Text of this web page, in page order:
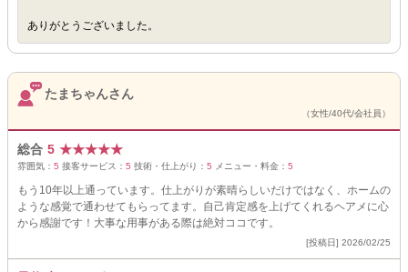
ありがとうございました。
たまちゃんさん
（女性/40代/会社員）
総合 5 ★★★★★
雰囲気： 5 接客サービス： 5 技術・仕上がり： 5 メニュー・料金： 5
もう10年以上通っています。仕上がりが素晴らしいだけではなく、ホームの
ような感覚で通わせてもらってます。自己肯定感を上げてくれるヘアメに心
から感謝です！大事な用事がある際は絶対ココです。
[投稿日] 2026/02/25